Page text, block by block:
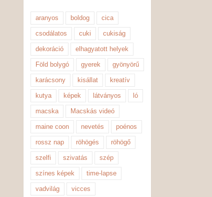
aranyos boldog cica
csodálatos cuki cukiság
dekoráció elhagyatott helyek
Föld bolygó gyerek gyönyörű
karácsony kisállat kreatív
kutya képek látványos ló
macska Macskás videó
maine coon nevetés poénos
rossz nap röhögés röhögő
szelfi szivatás szép
színes képek time-lapse
vadvilág vicces